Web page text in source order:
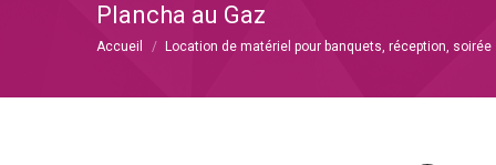
Plancha au Gaz
Vous êtes ici :
Accueil Location de matériel pour banquets, réception, soirée